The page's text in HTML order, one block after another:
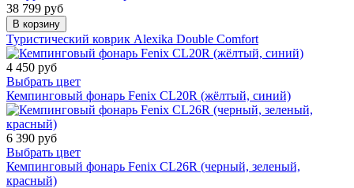
38 799 руб
В корзину
Туристический коврик Alexika Double Comfort
4 450 руб
Выбрать цвет
Кемпинговый фонарь Fenix CL20R (жёлтый, синий)
6 390 руб
Выбрать цвет
Кемпинговый фонарь Fenix CL26R (черный, зеленый,
красный)